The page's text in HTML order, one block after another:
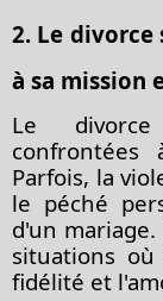
2. Le
à sa mission
Le
confrontées
Parfois, la
le péché
d'un
situations
fidélité et